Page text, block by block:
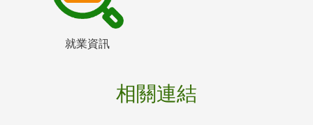
就業資訊
相關連結